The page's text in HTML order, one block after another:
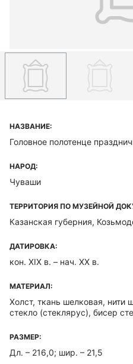
НАЗВАНИЕ:
Головное полотенце
НАРОД:
Чуваши
ТЕРРИТОРИЯ ПО МУЗЕЙНОЙ
Казанская губерния,
ДАТИРОВКА:
кон. XIX в. – нач. XX в.
МАТЕРИАЛ:
Холст, ткань шелковая, нити
стекло (стеклярус), бисер
РАЗМЕР:
Дл. – 216,0; шир. – 21,5